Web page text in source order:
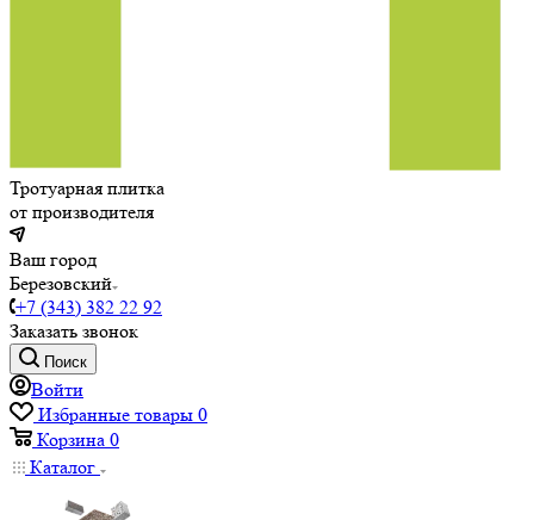
Тротуарная плитка
от производителя
Ваш город
Березовский
+7 (343) 382 22 92
Заказать звонок
Поиск
Войти
Избранные товары 0
Корзина 0
Каталог